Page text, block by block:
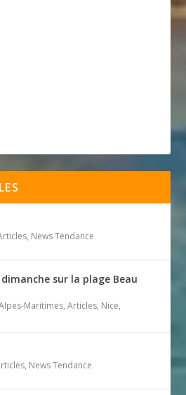
, News Tendance
sur la plage Beau
Maritimes,Articles, Nice,
, News Tendance